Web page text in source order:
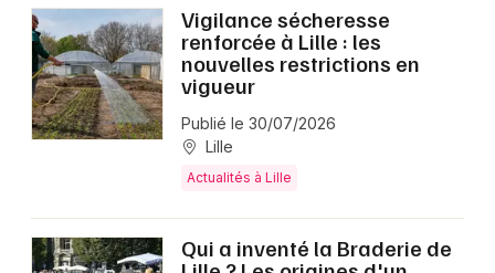
Vigilance sécheresse
renforcée à Lille : les
nouvelles restrictions en
vigueur
Publié le 30/07/2026
Lille
Actualités à Lille
Qui a inventé la Braderie de